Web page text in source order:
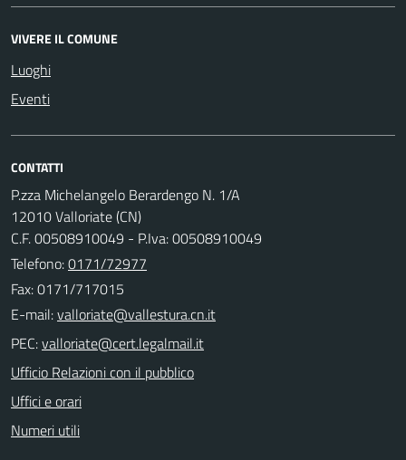
VIVERE IL COMUNE
Luoghi
Eventi
CONTATTI
P.zza Michelangelo Berardengo N. 1/A
12010 Valloriate (CN)
C.F. 00508910049 - P.Iva: 00508910049
Telefono:0171/72977
Fax: 0171/717015
E-mail:
PEC:
Ufficio Relazioni con il pubblico
Uffici e orari
Numeri utili